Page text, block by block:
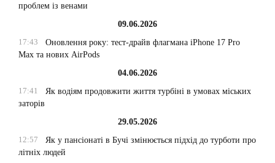
проблем із венами
09.06.2026
17:43
Оновлення року: тест-драйв флагмана iPhone 17 Pro
Max та нових AirPods
04.06.2026
17:41
Як водіям продовжити життя турбіні в умовах міських
заторів
29.05.2026
12:57
Як у пансіонаті в Бучі змінюється підхід до турботи про
літніх людей